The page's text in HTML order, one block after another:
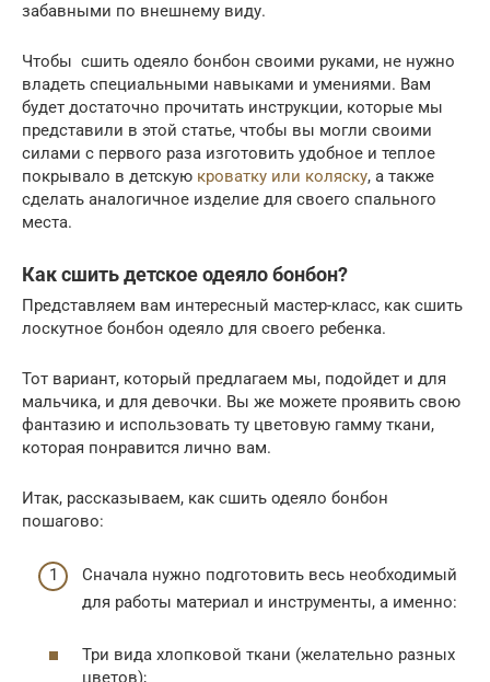
забавными по внешнему виду.
Чтобы сшить одеяло бонбон своими руками, не нужно
владеть специальными навыками и умениями. Вам
будет достаточно прочитать инструкции, которые мы
представили в этой статье, чтобы вы могли своими
силами с первого раза изготовить удобное и теплое
покрывало в детскую кроватку или коляску, а также
сделать аналогичное изделие для своего спального
места.
Как сшить детское одеяло бонбон?
Представляем вам интересный мастер-класс, как сшить
лоскутное бонбон одеяло для своего ребенка.
Тот вариант, который предлагаем мы, подойдет и для
мальчика, и для девочки. Вы же можете проявить свою
фантазию и использовать ту цветовую гамму ткани,
которая понравится лично вам.
Итак, рассказываем, как сшить одеяло бонбон
пошагово:
Сначала нужно подготовить весь необходимый
для работы материал и инструменты, а именно:
Три вида хлопковой ткани (желательно разных
цветов);